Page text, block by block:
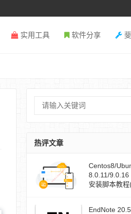
实用工具 软件分享
热评文章
Centos8/
8.0.11/9.0.16
安装脚本教
EndNote